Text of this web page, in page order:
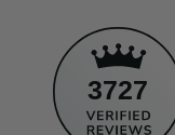
3727